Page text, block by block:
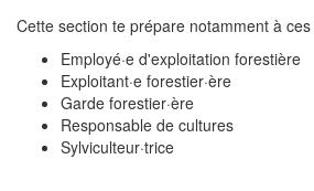
Cette section te prépare notamment à
Employé·e d'exploitation forestière
Exploitant·e forestier·ère
Garde forestier·ère
Responsable de cultures
Sylviculteur·trice